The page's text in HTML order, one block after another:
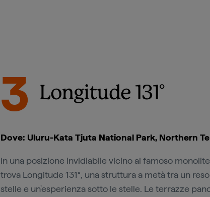
3 Longitude 131°
Dove: Uluru-Kata Tjuta National Park, Northern
In una posizione invidiabile vicino al famoso
trova Longitude 131°, una struttura a metà tra un
stelle e un'esperienza sotto le stelle. Le terrazze